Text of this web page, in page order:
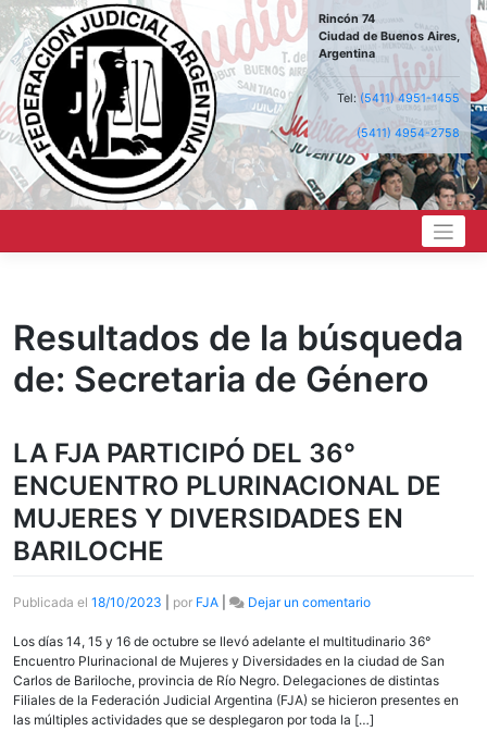
Saltar
contenido
Rincón 74
Ciudad de Buenos Aires,
Argentina
Tel:(5411) 4951-1455
(5411) 4954-2758
Resultados de la búsqueda
de: Secretaria de Género
LA FJA PARTICIPÓ DEL 36°
ENCUENTRO PLURINACIONAL DE
MUJERES Y DIVERSIDADES EN
BARILOCHE
Publicada el 18/10/2023 por FJA Dejar un comentarioen
FJA
PARTICIPÓ
DEL
36°
ENCUENTRO
Los días 14, 15 y 16 de octubre se llevó adelante el multitudinario 36°
Encuentro Plurinacional de Mujeres y Diversidades en la ciudad de San
Carlos de Bariloche, provincia de Río Negro. Delegaciones de distintas
Filiales de la Federación Judicial Argentina (FJA) se hicieron presentes en
las múltiples actividades que se desplegaron por toda la […]